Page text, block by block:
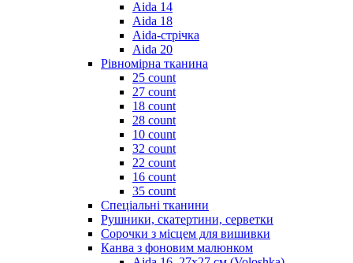
Aida 14
Aida 18
Aida-стрічка
Aida 20
Рівномірна тканина
25 count
27 count
18 count
28 count
10 count
32 count
22 count
16 count
35 count
Спеціальні тканини
Рушники, скатертини, серветки
Сорочки з місцем для вишивки
Канва з фоновим малюнком